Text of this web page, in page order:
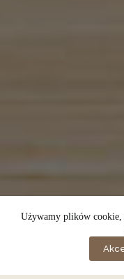
Używamy plików cookie,